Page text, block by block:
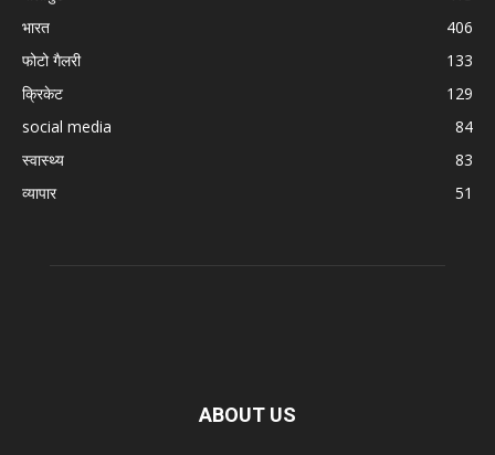
भारत
406
फोटो गैलरी
133
क्रिकेट
129
social media
84
स्वास्थ्य
83
व्यापार
51
ABOUT US